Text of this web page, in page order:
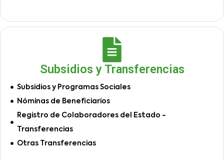
Subsidios y Transferencias
Subsidios y Programas Sociales
Nóminas de Beneficiarios
Registro de Colaboradores del Estado -
Transferencias
Otras Transferencias